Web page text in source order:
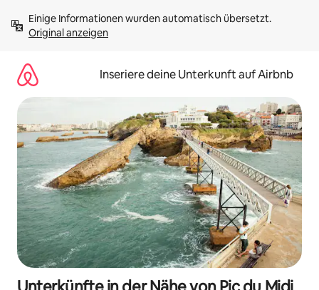
Inhalten
springenOriginal anzeigen
Inseriere deine Unterkunft auf Airbnb